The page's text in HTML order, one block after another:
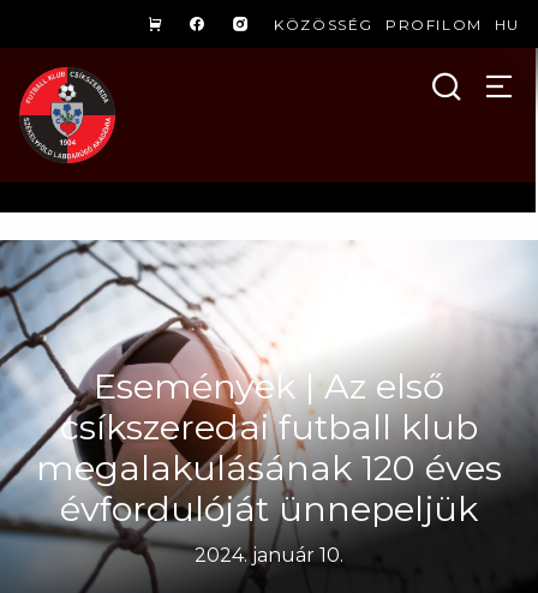
KÖZÖSSÉG PROFILOM HU
Események | Az első
csíkszeredai futball klub
megalakulásának 120 éves
évfordulóját ünnepeljük
2024. január 10.